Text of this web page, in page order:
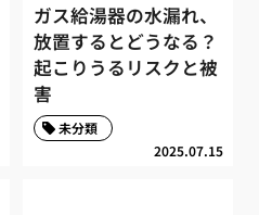
ガス給湯器の水漏れ、
放置するとどうなる？
起こりうるリスクと被
害
2025.07.15
未分類